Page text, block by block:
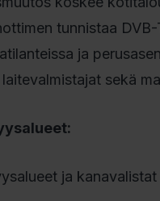
tunnistaa
ja
sekä
ja